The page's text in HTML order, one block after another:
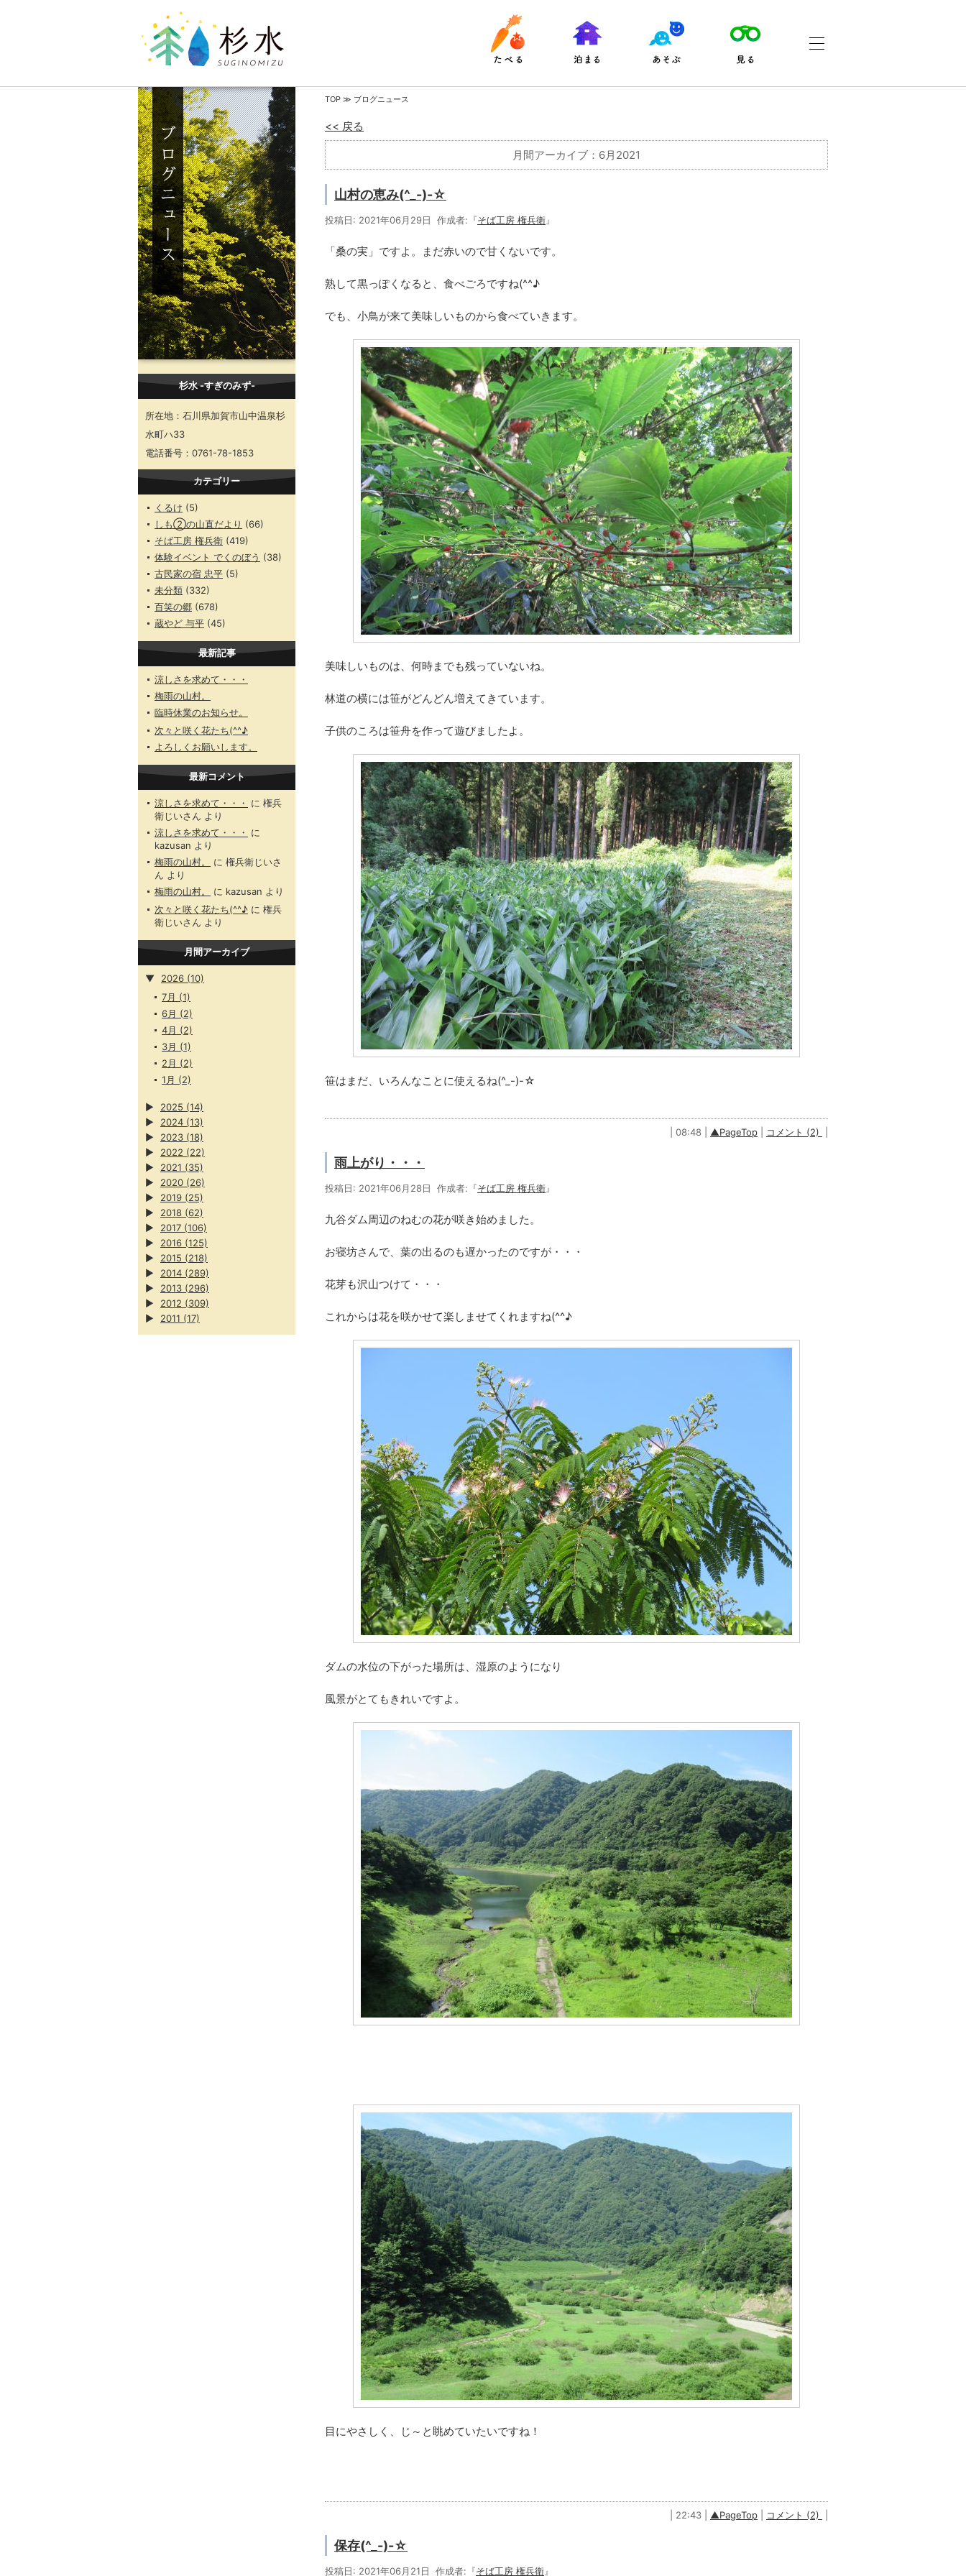
杉水 -すぎのみず-
所在地：石川県加賀市山中温泉杉
水町ハ33
電話番号：0761-78-1853
カテゴリー
くるけ (5)
しも②の山直だより (66)
そば工房 権兵衛 (419)
体験イベント でくのぼう (38)
古民家の宿 忠平 (5)
未分類 (332)
百笑の郷 (678)
蔵やど 与平 (45)
最新記事
涼しさを求めて・・・
梅雨の山村。
臨時休業のお知らせ。
次々と咲く花たち(^^♪
よろしくお願いします。
最新コメント
涼しさを求めて・・・ に 権兵
衛じいさん より
涼しさを求めて・・・
に
kazusan より
梅雨の山村。
に 権兵衛じいさ
ん より
梅雨の山村。
に kazusan より
次々と咲く花たち(^^♪ に 権兵
衛じいさん より
月間アーカイブ
▼ 2026 (10)
7月 (1)
6月 (2)
4月 (2)
3月 (1)
2月 (2)
1月 (2)
▶ 2025 (14)
▶
2024 (13)
▶
2023 (18)
▶
2022 (22)
▶
2021 (35)
▶
2020 (26)
▶
2019 (25)
▶
2018 (62)
▶
2017 (106)
▶
2016 (125)
▶
2015 (218)
▶
2014 (289)
▶
2013 (296)
▶
2012 (309)
▶
2011 (17)
TOP ≫ ブログニュース
<< 戻る
月間アーカイブ：6月2021
山村の恵み(^_-)-☆
投稿日: 2021年06月29日 作成者:『そば工房 権兵衛』
「桑の実」ですよ。まだ赤いので甘くないです。
熟して黒っぽくなると、食べごろですね(^^♪
でも、小鳥が来て美味しいものから食べていきます。
美味しいものは、何時までも残っていないね。
林道の横には笹がどんどん増えてきています。
子供のころは笹舟を作って遊びましたよ。
笹はまだ、いろんなことに使えるね(^_-)-☆
| 08:48 | ▲PageTop コメント (2)
雨上がり・・・
投稿日: 2021年06月28日 作成者:『そば工房 権兵衛』
九谷ダム周辺のねむの花が咲き始めました。
お寝坊さんで、葉の出るのも遅かったのですが・・・
花芽も沢山つけて・・・
これからは花を咲かせて楽しませてくれますね(^^♪
ダムの水位の下がった場所は、湿原のようになり
風景がとてもきれいですよ。
目にやさしく、じ～と眺めていたいですね！
| 22:43 | ▲PageTop コメント (2)
保存(^_-)-☆
投稿日: 2021年06月21日 作成者:『そば工房 権兵衛』